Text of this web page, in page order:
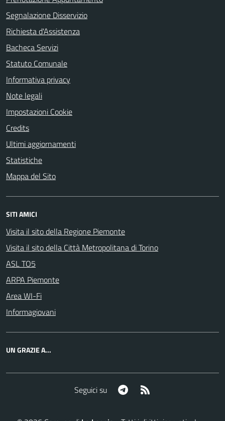
Segnalazione Disservizio
Richiesta d'Assistenza
Bacheca Servizi
Statuto Comunale
Informativa privacy
Note legali
Impostazioni Cookie
Credits
Ultimi aggiornamenti
Statistiche
Mappa del Sito
SITI AMICI
Visita il sito della Regione Piemonte
Visita il sito della Città Metropolitana di Torino
ASL TO5
ARPA Piemonte
Area WI-Fi
Informagiovani
UN GRAZIE A...
Seguici su Telegram